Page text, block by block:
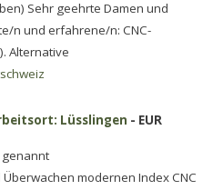
Sehr geehrte Damen und
n und erfahrene/n: CNC-
Alternative
Lüsslingen - EUR
genannt
modernen Index CNC